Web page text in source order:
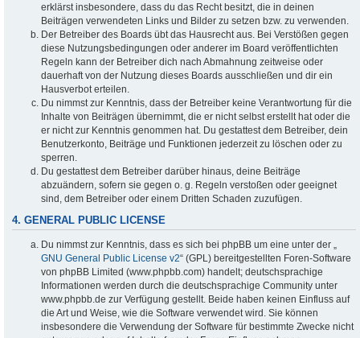
erklärst insbesondere, dass du das Recht besitzt, die in deinen
Beiträgen verwendeten Links und Bilder zu setzen bzw. zu verwenden.
Der Betreiber des Boards übt das Hausrecht aus. Bei Verstößen gegen
diese Nutzungsbedingungen oder anderer im Board veröffentlichten
Regeln kann der Betreiber dich nach Abmahnung zeitweise oder
dauerhaft von der Nutzung dieses Boards ausschließen und dir ein
Hausverbot erteilen.
Du nimmst zur Kenntnis, dass der Betreiber keine Verantwortung für die
Inhalte von Beiträgen übernimmt, die er nicht selbst erstellt hat oder die
er nicht zur Kenntnis genommen hat. Du gestattest dem Betreiber, dein
Benutzerkonto, Beiträge und Funktionen jederzeit zu löschen oder zu
sperren.
Du gestattest dem Betreiber darüber hinaus, deine Beiträge
abzuändern, sofern sie gegen o. g. Regeln verstoßen oder geeignet
sind, dem Betreiber oder einem Dritten Schaden zuzufügen.
4. GENERAL PUBLIC LICENSE
Du nimmst zur Kenntnis, dass es sich bei phpBB um eine unter der „
GNU General Public License v2“ (GPL) bereitgestellten Foren-Software
von phpBB Limited (www.phpbb.com) handelt; deutschsprachige
Informationen werden durch die deutschsprachige Community unter
www.phpbb.de zur Verfügung gestellt. Beide haben keinen Einfluss auf
die Art und Weise, wie die Software verwendet wird. Sie können
insbesondere die Verwendung der Software für bestimmte Zwecke nicht